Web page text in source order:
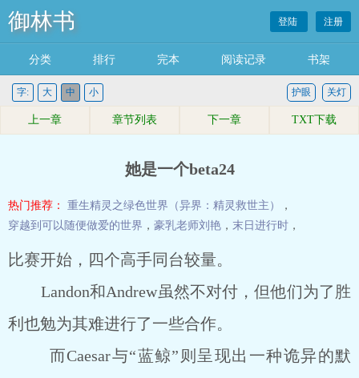
御林书 登陆 注册
分类 排行 完本 阅读记录 书架
字: 大 中 小 关灯
护眼
上一章 章节列表 下一章 TXT下载
她是一个beta24
热门推荐： 重生精灵之绿色世界（异界：精灵救世主）
，
穿越到可以随便做爱的世界 ， 豪乳老师刘艳 ， 末日进行时 ，
比赛开始，四个高手同台较量。
Landon和Andrew虽然不对付，但他们为了胜
利也勉为其难进行了一些合作。
而Caesar与“蓝鲸”则呈现出一种诡异的默